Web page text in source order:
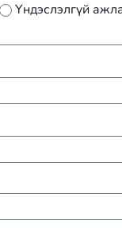
Үндэслэлгүй